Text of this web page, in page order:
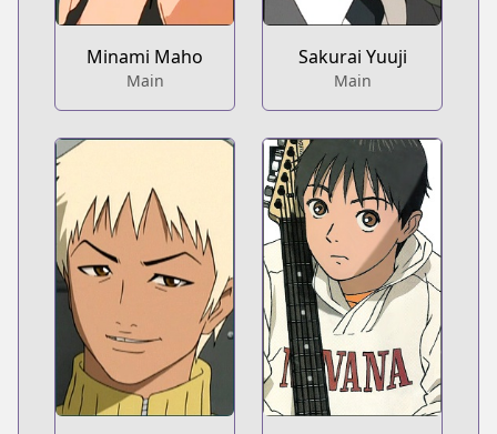
Minami Maho
Main
Sakurai Yuuji
Main